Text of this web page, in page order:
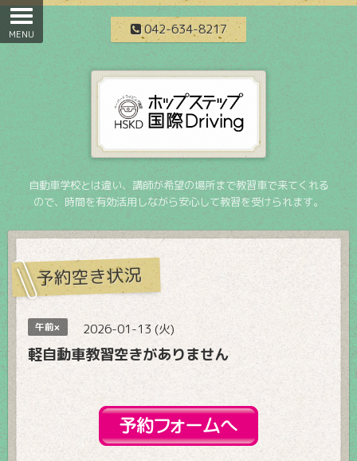
042-634-8217
自動車学校とは違い、講師が希望の場所まで教習車で来てくれる
ので、時間を有効活用しながら安心して教習を受けられます。
予約空き状況
午前× 2026-01-13 (火)
軽自動車教習空きがありません